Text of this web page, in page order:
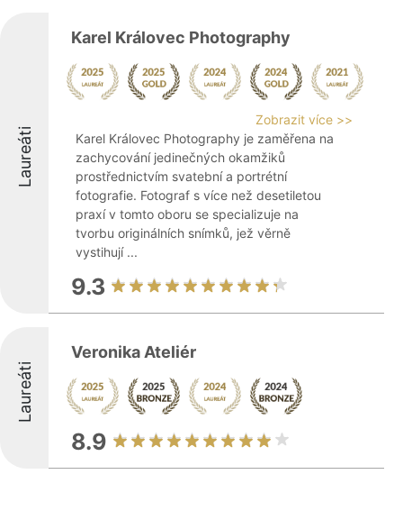
Laureáti
Karel Královec Photography
Zobrazit více >>
Karel Královec Photography je zaměřena na
zachycování jedinečných okamžiků
prostřednictvím svatební a portrétní
fotografie. Fotograf s více než desetiletou
praxí v tomto oboru se specializuje na
tvorbu originálních snímků, jež věrně
vystihují ...
9.3
Laureáti
Veronika Ateliér
8.9